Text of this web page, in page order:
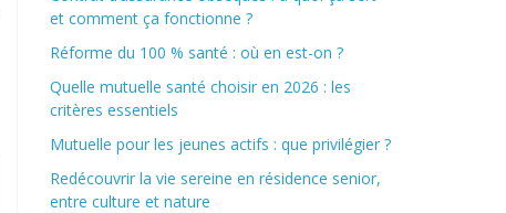
et comment ça fonctionne ?
Réforme du 100 % santé : où en est-on ?
Quelle mutuelle santé choisir en 2026 : les
critères essentiels
Mutuelle pour les jeunes actifs : que privilégier ?
Redécouvrir la vie sereine en résidence senior,
entre culture et nature